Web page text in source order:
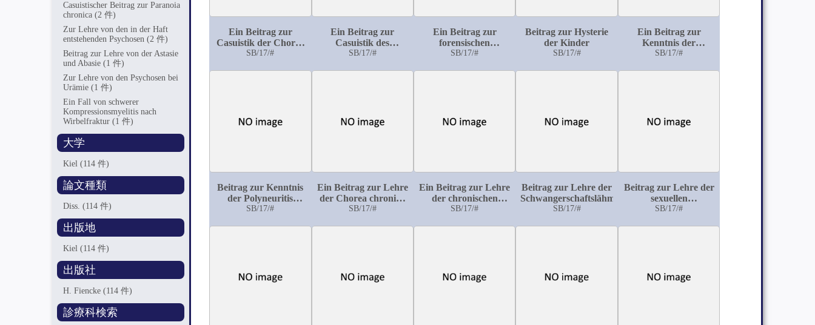
Casuistischer Beitrag zur Paranoia
chronica(2 件)
Zur Lehre von den in der Haft
entstehenden Psychosen(2 件)
Beitrag zur Lehre von der Astasie
und Abasie(1 件)
Zur Lehre von den Psychosen bei
Urämie(1 件)
Ein Fall von schwerer
Kompressionsmyelitis nach
Wirbelfraktur(1 件)
大学
Kiel(114 件)
論文種類
Diss.(114 件)
出版地
Kiel(114 件)
出版社
H. Fiencke(114 件)
診療科検索
Ein Beitrag zur
Casuistik der Chorea
chronica progressiva
SB/17/#
Ein Beitrag zur
Casuistik des
Querulantenwahns
SB/17/#
Ein Beitrag zur
forensischen
Bedeutung der
SB/17/#
Beitrag zur Hysterie
der Kinder
SB/17/#
Ein Beitrag zur
Kenntnis der
Poliomyelitis anterior
SB/17/#
Beitrag zur Kenntnis
der Polyneuritis
alkoholica
SB/17/#
Ein Beitrag zur Lehre
der Chorea chronica
progressiva
SB/17/#
Ein Beitrag zur Lehre
der chronischen
progressiven
SB/17/#
Beitrag zur Lehre der
Schwangerschaftslähmungen
SB/17/#
Beitrag zur Lehre der
sexuellen
Neurasthenie
SB/17/#